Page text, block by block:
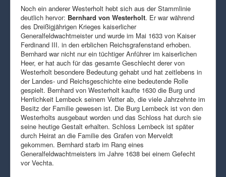
Noch ein anderer Westerholt hebt sich aus der Stammlinie
deutlich hervor: Bernhard von Westerholt. Er war während
des Dreißigjährigen Krieges kaiserlicher
Generalfeldwachtmeister und wurde im Mai 1633 von Kaiser
Ferdinand III. in den erblichen Reichsgrafenstand erhoben.
Bernhard war nicht nur ein tüchtiger Anführer im kaiserlichen
Heer, er hat auch für das gesamte Geschlecht derer von
Westerholt besondere Bedeutung gehabt und hat zeitlebens in
der Landes- und Reichsgeschichte eine bedeutende Rolle
gespielt. Bernhard von Westerholt kaufte 1630 die Burg und
Herrlichkeit Lembeck seinem Vetter ab, die viele Jahrzehnte im
Besitz der Familie gewesen ist. Die Burg Lembeck ist von den
Westerholts ausgebaut worden und das Schloss hat durch sie
seine heutige Gestalt erhalten. Schloss Lembeck ist später
durch Heirat an die Familie des Grafen von Merveldt
gekommen. Bernhard starb im Rang eines
Generalfeldwachtmeisters im Jahre 1638 bei einem Gefecht
vor Vechta.